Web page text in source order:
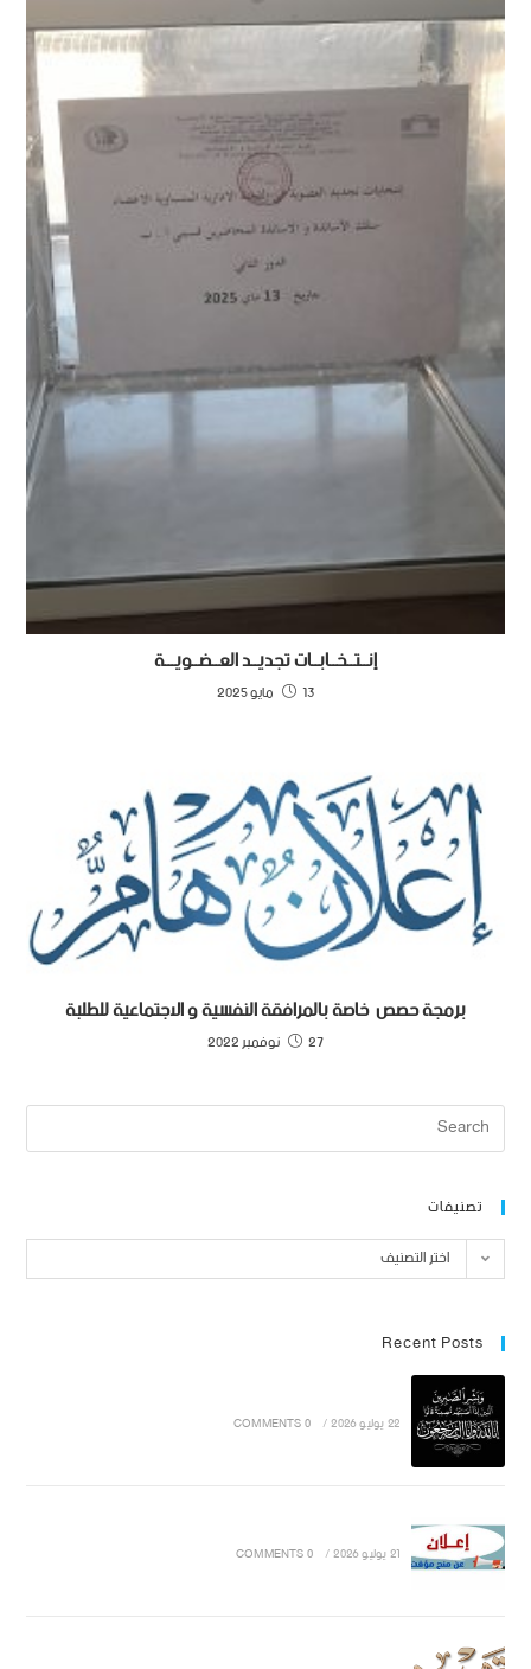
إنــتــخــابــات تجديــد العــضــويـــة
13 مايو 2025
برمجة حصص خاصة بالمرافقة النفسية و الاجتماعية للطلبة
27 نوفمبر 2022
تصنيفات
اختر التصنيف
Recent Posts
22 يوليو 2026 /
0 COMMENTS
21 يوليو 2026 /
0 COMMENTS